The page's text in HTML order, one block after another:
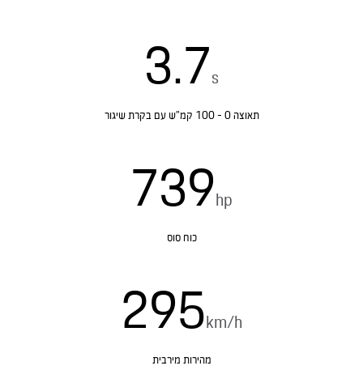
3.7s
תאוצה 0 - 100 קמ”ש עם בקרת שיגור
739hp
כוח סוס
295km/h
מהירות מירבית